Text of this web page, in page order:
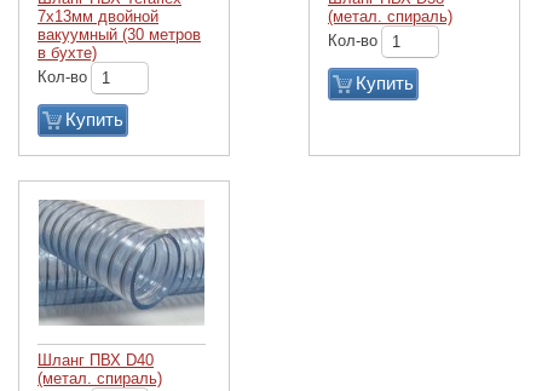
7х13мм двойной
вакуумный (30 метров
в бухте)
Кол-во
Купить
(метал. спираль)
Кол-во
Купить
Шланг ПВХ D40
(метал. спираль)